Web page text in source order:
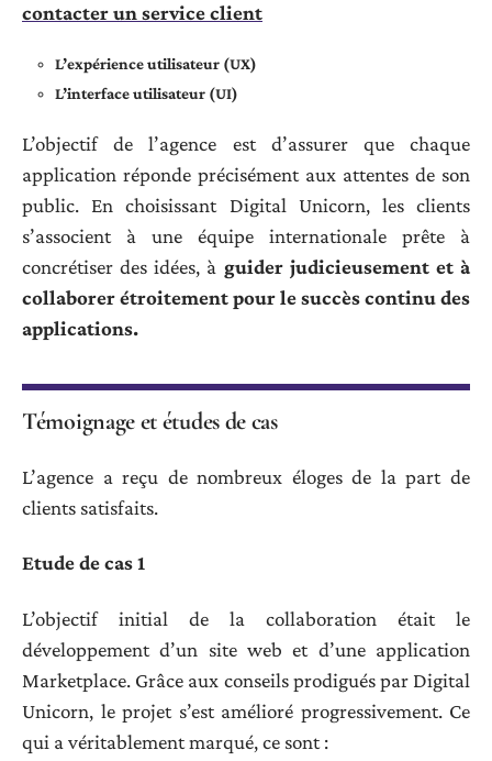
contacter un service client
L’expérience utilisateur (UX)
L’interface utilisateur (UI)
L’objectif de l’agence est d’assurer que chaque
application réponde précisément aux attentes de son
public. En choisissant Digital Unicorn, les clients
s’associent à une équipe internationale prête à
concrétiser des idées, à guider judicieusement et à
collaborer étroitement pour le succès continu des
applications.
Témoignage et études de cas
L’agence a reçu de nombreux éloges de la part de
clients satisfaits.
Etude de cas 1
L’objectif initial de la collaboration était le
développement d’un site web et d’une application
Marketplace. Grâce aux conseils prodigués par Digital
Unicorn, le projet s’est amélioré progressivement. Ce
qui a véritablement marqué, ce sont :